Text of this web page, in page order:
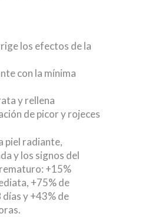
los efectos de la
con la mínima
y rellena
de picor y rojeces
piel radiante,
y los signos del
+15%
+75% de
y +43% de